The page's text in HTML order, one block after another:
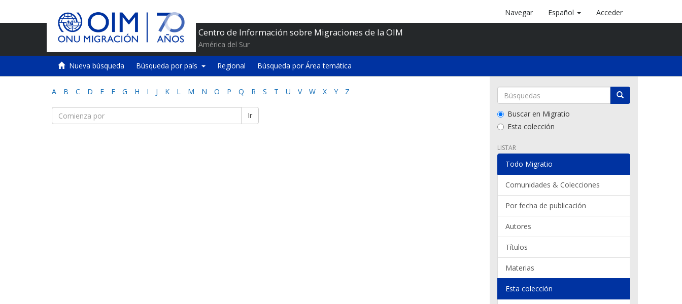
Centro de Información sobre Migraciones de la OIM
América del Sur
Navegar Español Acceder
Nueva búsqueda Búsqueda por país Regional Búsqueda por Área temática
A B C D E F G H I J K L M N O P Q R S T U V W X Y Z
Ir
Buscar en Migratio
Esta colección
LISTAR
Todo Migratio
Comunidades & Colecciones
Por fecha de publicación
Autores
Títulos
Materias
Esta colección